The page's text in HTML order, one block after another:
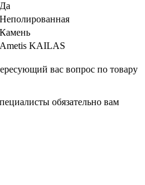
Да
Неполированная
Камень
Ametis KAILAS
вас вопрос по товару
обязательно вам